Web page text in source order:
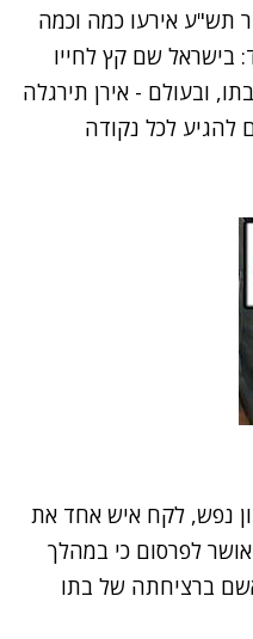
תש"ע אירעו כמה וכמה
בישראל שם קץ לחייו
ובעולם - אירן תירגלה
להגיע לכל נקודה
נפש, לקח איש אחד את
לפרסום כי במהלך
ברציחתה של בתו